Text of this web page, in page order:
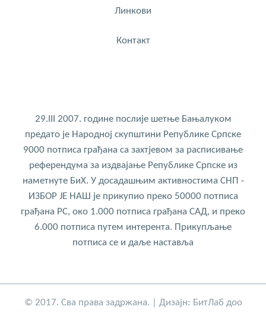
Линкови
Контакт
29.III 2007. године послије шетње Бањалуком
предато је Народној скупштини Републике Српске
9000 потписа грађана са захтјевом за расписивање
референдума за издвајање Републике Српске из
наметнуте БиХ. У досадашњим активностима СНП -
ИЗБОР ЈЕ НАШ је прикупио преко 50000 потписа
грађана РС, око 1.000 потписа грађана САД, и преко
6.000 потписа путем интерента. Прикупљање
потписа се и даље наставља
© 2017. Сва права задржана. | Дизајн: БитЛаб доо